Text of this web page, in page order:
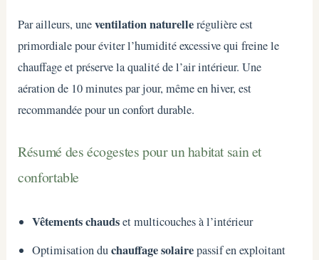
Par ailleurs, uneventilation naturellerégulière est
primordiale pour éviter l’humidité excessive qui freine le
chauffage et préserve la qualité de l’air intérieur. Une
aération de 10 minutes par jour, même en hiver, est
recommandée pour un confort durable.
Résumé des écogestes pour un habitat sain et
confortable
Vêtements chaudset multicouches à l’intérieur
Optimisation duchauffage solairepassif en exploitant